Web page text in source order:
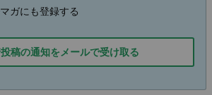
ガにも登録する
稿の通知をメールで受け取る